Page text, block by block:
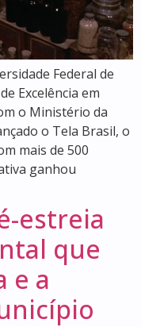
Federal de
Excelência em
o Ministério da
o Tela Brasil, o
mais de 500
ganhou
estreia
que
e a